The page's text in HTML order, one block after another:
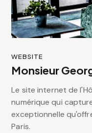
WEBSITE
Monsieur
Le site internet de
numérique qui
exceptionnelle
Paris.